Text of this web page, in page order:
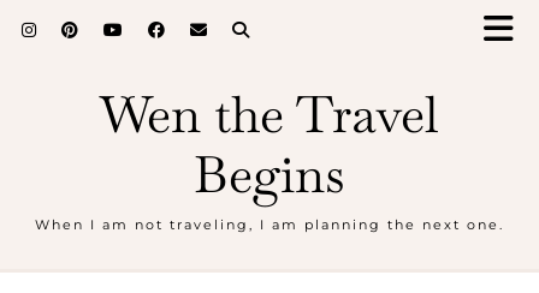
Wen the Travel
Begins
When I am not traveling, I am planning the next one.